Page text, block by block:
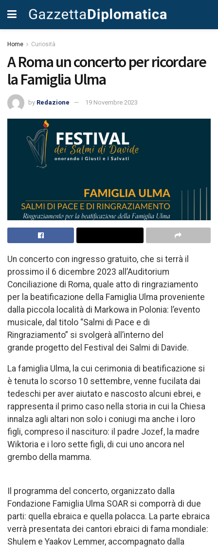
Home Curiosità
A Roma un concerto per ricordare
la Famiglia Ulma
by Redazione 19 Novembre 2023
Un concerto con ingresso gratuito, che si terrà il
prossimo il 6 dicembre 2023 all’Auditorium
Conciliazione di Roma, quale atto di ringraziamento
per la beatificazione della Famiglia Ulma proveniente
dalla piccola località di Markowa in Polonia: l’evento
musicale, dal titolo “Salmi di Pace e di
Ringraziamento” si svolgerà all’interno del
grande progetto del Festival dei Salmi di Davide.
La famiglia Ulma, la cui cerimonia di beatificazione si
è tenuta lo scorso 10 settembre, venne fucilata dai
tedeschi per aver aiutato e nascosto alcuni ebrei, e
rappresenta il primo caso nella storia in cui la Chiesa
innalza agli altari non solo i coniugi ma anche i loro
figli, compreso il nascituro: il padre Jozef, la madre
Wiktoria e i loro sette figli, di cui uno ancora nel
grembo della mamma.
Il programma del concerto, organizzato dalla
Fondazione Famiglia Ulma SOAR si comporrà di due
parti: quella ebraica e quella polacca. La parte ebraica
verrà presentata dei cantori ebraici di fama mondiale:
Shulem e Yaakov Lemmer, accompagnato dalla